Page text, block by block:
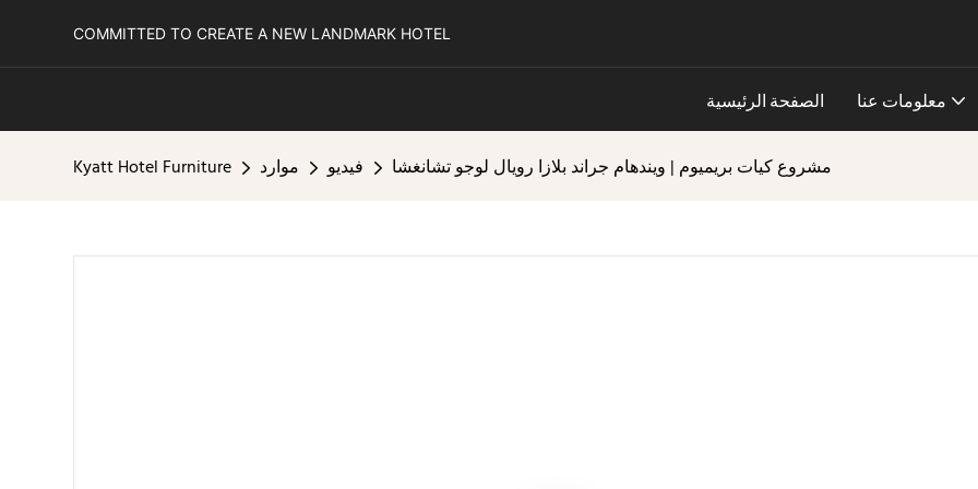
COMMITTED TO CREATE A NEW LANDMARK HOTEL
الصفحة الرئيسية معلومات عنا
Kyatt Hotel Furniture موارد فيديو مشروع كيات بريميوم | ويندهام جراند بلازا رويال لوجو تشانغشا